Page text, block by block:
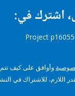
في:
على كيف تتم
للاشتراك في النشرات